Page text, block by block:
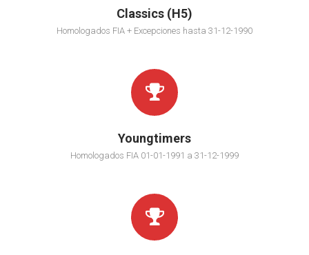
Classics (H5)
Homologados FIA + Excepciones hasta 31-12-1990
Youngtimers
Homologados FIA 01-01-1991 a 31-12-1999